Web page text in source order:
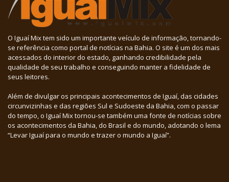
O Iguaí Mix tem sido um importante veículo de informação, tornando-
se referência como portal de notícias na Bahia. O site é um dos mais
acessados do interior do estado, ganhando credibilidade pela
qualidade de seu trabalho e conseguindo manter a fidelidade de
seus leitores.
Além de divulgar os principais acontecimentos de Iguaí, das cidades
circunvizinhas e das regiões Sul e Sudoeste da Bahia, com o passar
do tempo, o Iguaí Mix tornou-se também uma fonte de notícias sobre
os acontecimentos da Bahia, do Brasil e do mundo, adotando o lema
“Levar Iguaí para o mundo e trazer o mundo a Iguaí”.